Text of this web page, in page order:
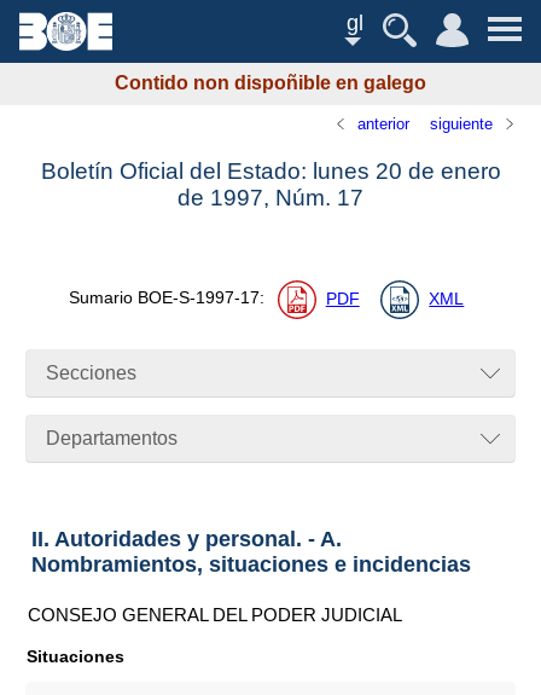
gl
Contido non dispoñible en galego
anterior siguiente
Boletín Oficial del Estado: lunes 20 de enero
de 1997, Núm. 17
Sumario BOE-S-1997-17: PDF XML
Secciones
Departamentos
II. Autoridades y personal. - A.
Nombramientos, situaciones e incidencias
CONSEJO GENERAL DEL PODER JUDICIAL
Situaciones